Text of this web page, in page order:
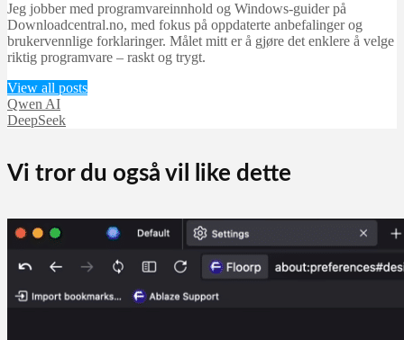
Jeg jobber med programvareinnhold og Windows-guider på
Downloadcentral.no, med fokus på oppdaterte anbefalinger og
brukervennlige forklaringer. Målet mitt er å gjøre det enklere å velge
riktig programvare – raskt og trygt.
View all posts
Qwen AI
DeepSeek
Vi tror du også vil like dette